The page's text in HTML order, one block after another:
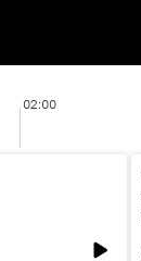
02:00